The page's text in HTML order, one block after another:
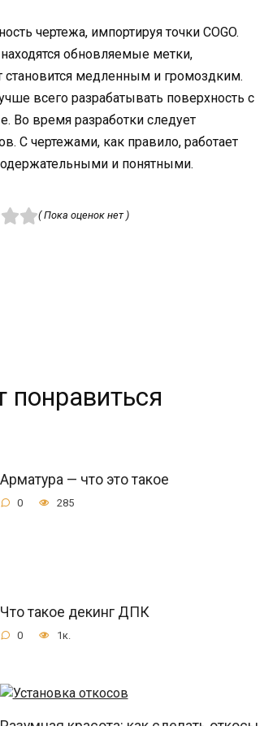
чертежа, импортируя точки COGO.
обновляемые метки,
становится медленным и громоздким.
всего разрабатывать поверхность с
время разработки следует
С чертежами, как правило, работает
и понятными.
( Пока оценок нет )
Арматура — что это такое
0 285
Что такое декинг ДПК
0 1к.
Разумная красота: как сделать откосы